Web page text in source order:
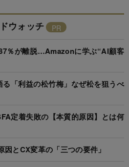
ウォッチ
％が離脱…Amazonに学ぶ“AI顧客
「利益の松竹梅」なぜ松を狙うべ
定着失敗の【本質的原因】とは何
とCX変革の「三つの要件」